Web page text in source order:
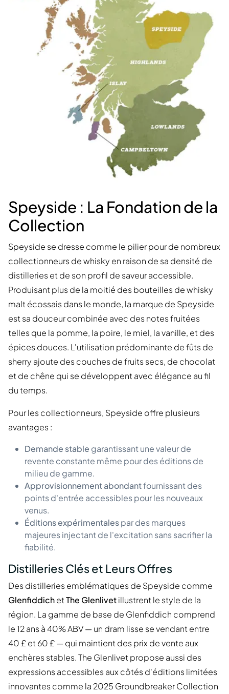
Speyside : La Fondation de la
Collection
Speyside se dresse comme le pilier pour de nombreux
collectionneurs de whisky en raison de sa densité de
distilleries et de son profil de saveur accessible.
Produisant plus de la moitié des bouteilles de whisky
malt écossais dans le monde, la marque de Speyside
est sa douceur combinée avec des notes fruitées
telles que la pomme, la poire, le miel, la vanille, et des
épices douces. L'utilisation prédominante de fûts de
sherry ajoute des couches de fruits secs, de chocolat
et de chêne qui se développent avec élégance au fil
du temps.
Pour les collectionneurs, Speyside offre plusieurs
avantages :
Demande stable garantissant une valeur de
revente constante même pour des éditions de
milieu de gamme.
Approvisionnement abondantfournissant des
points d'entrée accessibles pour les nouveaux
venus.
Éditions expérimentalespar des marques
majeures injectant de l'excitation sans sacrifier la
fiabilité.
Distilleries Clés et Leurs Offres
Des distilleries emblématiques de Speyside comme
GlenfiddichetThe Glenlivetillustrent le style de la
région. La gamme de base de Glenfiddich comprend
le 12 ans à 40% ABV — un dram lisse se vendant entre
40 £ et 60 £ — qui maintient des prix de vente aux
enchères stables. The Glenlivet propose aussi des
expressions accessibles aux côtés d'éditions limitées
innovantes comme la 2025 Groundbreaker Collection